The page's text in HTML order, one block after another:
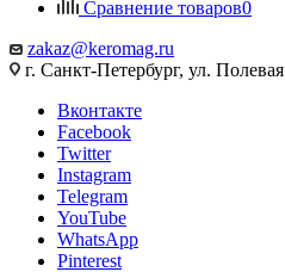
Сравнение товаров0
zakaz@keromag.ru
г. Санкт-Петербург, ул.
Вконтакте
Facebook
Twitter
Instagram
Telegram
YouTube
WhatsApp
Pinterest